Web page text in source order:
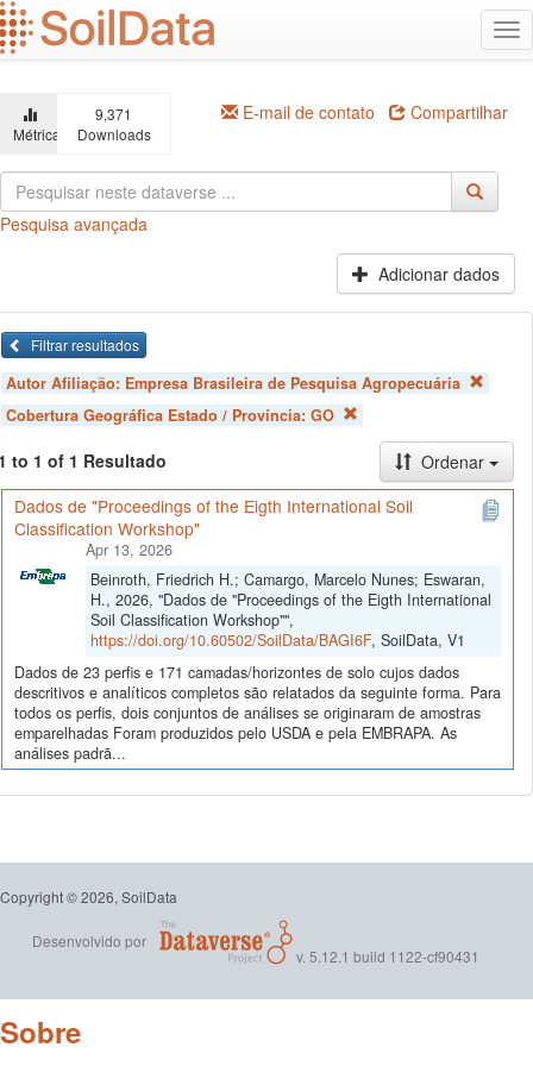
Ir
para
o
principal
Métricas
9,371
Downloads
E-mail de contato Compartilhar
Pesquisa avançada
Adicionar dados
Filtrar resultados
Autor Afiliação: Empresa Brasileira de Pesquisa Agropecuária
Cobertura Geográfica Estado / Província: GO
to 1 of 1 Resultado
Ordenar
Dados de "Proceedings of the Eigth International Soil
Classification Workshop"
Apr 13, 2026
Beinroth, Friedrich H.; Camargo, Marcelo Nunes; Eswaran,
H., 2026, "Dados de "Proceedings of the Eigth International
Soil Classification Workshop"",
https://doi.org/10.60502/SoilData/BAGI6F, SoilData, V1
Dados de 23 perfis e 171 camadas/horizontes de solo cujos dados
descritivos e analíticos completos são relatados da seguinte forma. Para
todos os perfis, dois conjuntos de análises se originaram de amostras
emparelhadas Foram produzidos pelo USDA e pela EMBRAPA. As
análises padrã...
Copyright © 2026, SoilData
Desenvolvido por
v. 5.12.1 build 1122-cf90431
Sobre